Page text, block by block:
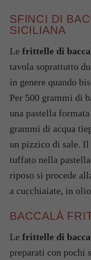
SFINCI DI
SICILIANA
Le frittelle di
tavola soprattutto
in genere quando
Per 500 grammi di
una pastella
grammi di acqua
un pizzico di sale.
tuffato nella
riposo si procede
a cucchiaiate, in
BACCALÀ
Le frittelle di
preparati con pochi